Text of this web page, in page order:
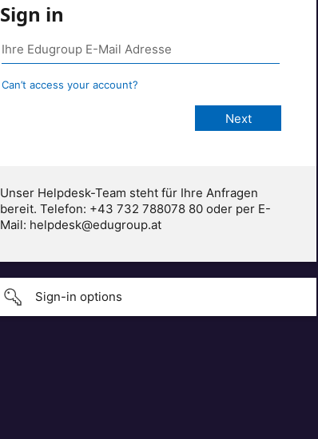
Sign in
Can’t access your account?
Unser Helpdesk-Team steht für Ihre Anfragen
bereit. Telefon: +43 732 788078 80 oder per E-
Mail: helpdesk@edugroup.at
Sign-in options